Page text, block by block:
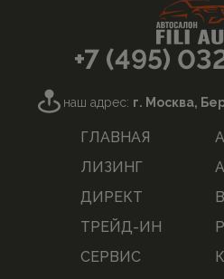
+7 (495)
наш адрес: г. Москва,
ГЛАВНАЯ
ЛИЗИНГ
ДИРЕКТ
ТРЕЙД-ИН
СЕРВИС